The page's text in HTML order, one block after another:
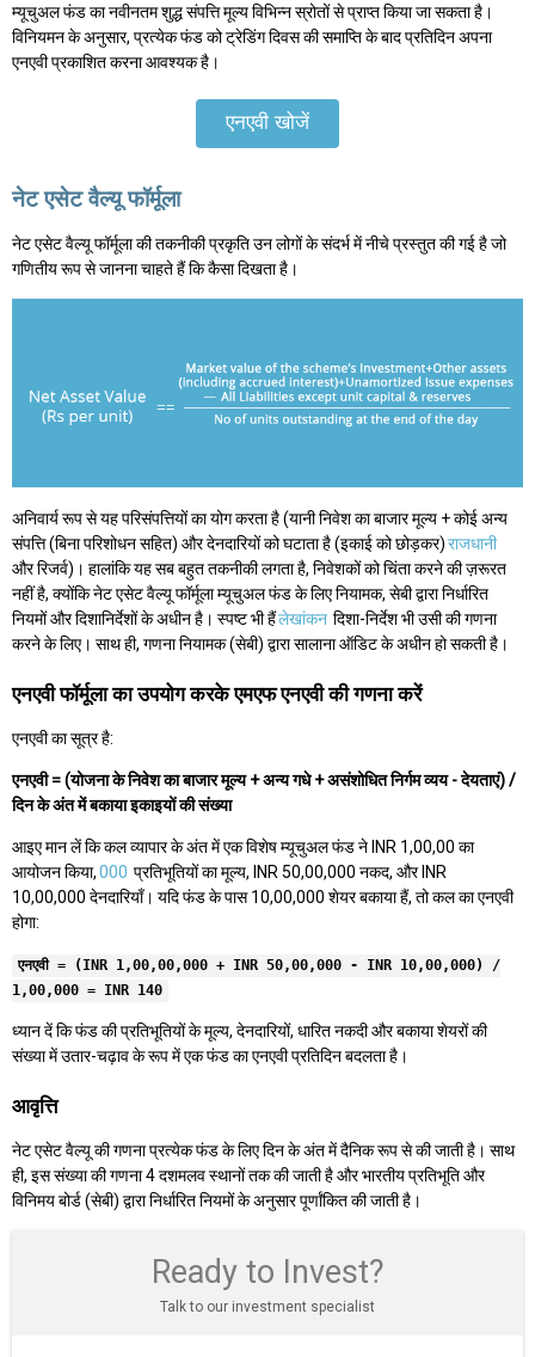
म्यूचुअल फंड का नवीनतम शुद्ध संपत्ति मूल्य विभिन्न स्रोतों से प्राप्त किया जा सकता है।
विनियमन के अनुसार, प्रत्येक फंड को ट्रेडिंग दिवस की समाप्ति के बाद प्रतिदिन अपना
एनएवी प्रकाशित करना आवश्यक है।
एनएवी खोजें
नेट एसेट वैल्यू फॉर्मूला
नेट एसेट वैल्यू फॉर्मूला की तकनीकी प्रकृति उन लोगों के संदर्भ में नीचे प्रस्तुत की गई है जो
गणितीय रूप से जानना चाहते हैं कि कैसा दिखता है।
अनिवार्य रूप से यह परिसंपत्तियों का योग करता है (यानी निवेश का बाजार मूल्य + कोई अन्य
संपत्ति (बिना परिशोधन सहित) और देनदारियों को घटाता है (इकाई को छोड़कर)राजधानी
और रिजर्व)। हालांकि यह सब बहुत तकनीकी लगता है, निवेशकों को चिंता करने की ज़रूरत
नहीं है, क्योंकि नेट एसेट वैल्यू फॉर्मूला म्यूचुअल फंड के लिए नियामक, सेबी द्वारा निर्धारित
नियमों और दिशानिर्देशों के अधीन है। स्पष्ट भी हैंलेखांकन दिशा-निर्देश भी उसी की गणना
करने के लिए। साथ ही, गणना नियामक (सेबी) द्वारा सालाना ऑडिट के अधीन हो सकती है।
एनएवी फॉर्मूला का उपयोग करके एमएफ एनएवी की गणना करें
एनएवी का सूत्र है:
एनएवी = (योजना के निवेश का बाजार मूल्य + अन्य गधे + असंशोधित निर्गम व्यय - देयताएं) /
दिन के अंत में बकाया इकाइयों की संख्या
आइए मान लें कि कल व्यापार के अंत में एक विशेष म्यूचुअल फंड ने INR 1,00,00 का
आयोजन किया,000 प्रतिभूतियों का मूल्य, INR 50,00,000 नकद, और INR
10,00,000 देनदारियाँ। यदि फंड के पास 10,00,000 शेयर बकाया हैं, तो कल का एनएवी
होगा:
एनएवी = (INR 1,00,00,000 + INR 50,00,000 - INR 10,00,000) /
1,00,000 = INR 140
ध्यान दें कि फंड की प्रतिभूतियों के मूल्य, देनदारियों, धारित नकदी और बकाया शेयरों की
संख्या में उतार-चढ़ाव के रूप में एक फंड का एनएवी प्रतिदिन बदलता है।
आवृत्ति
नेट एसेट वैल्यू की गणना प्रत्येक फंड के लिए दिन के अंत में दैनिक रूप से की जाती है। साथ
ही, इस संख्या की गणना 4 दशमलव स्थानों तक की जाती है और भारतीय प्रतिभूति और
विनिमय बोर्ड (सेबी) द्वारा निर्धारित नियमों के अनुसार पूर्णांकित की जाती है।
Ready to Invest?
Talk to our investment specialist